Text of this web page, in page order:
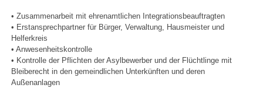
• Zusammenarbeit mit ehrenamtlichen Integrationsbeauftragten
• Erstansprechpartner für Bürger, Verwaltung, Hausmeister und
Helferkreis
• Anwesenheitskontrolle
• Kontrolle der Pflichten der Asylbewerber und der Flüchtlinge mit
Bleiberecht in den gemeindlichen Unterkünften und deren
Außenanlagen